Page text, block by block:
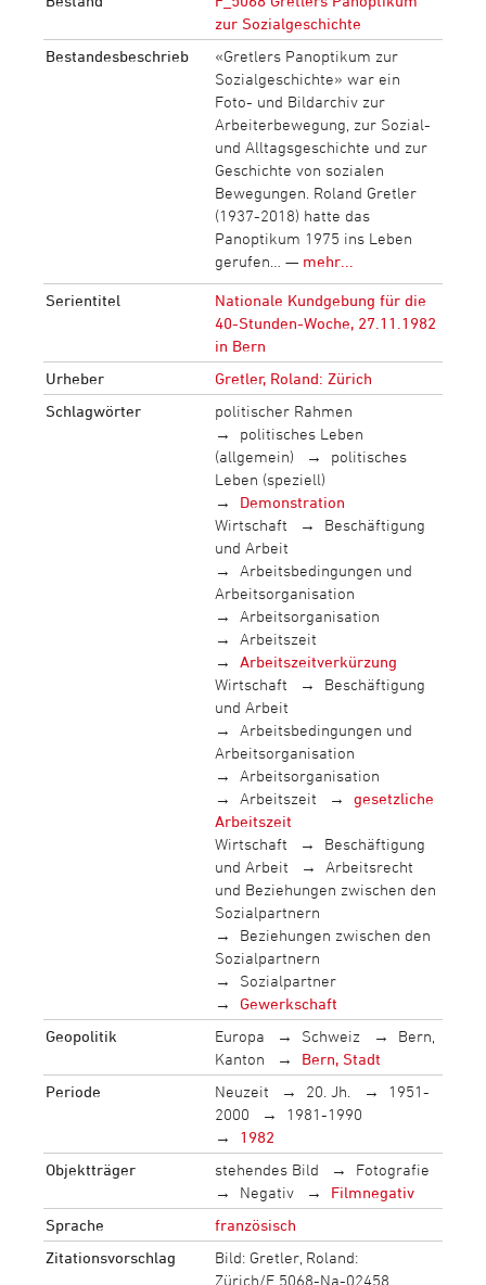
zur Sozialgeschichte
Bestandesbeschrieb
«Gretlers Panoptikum zur
Sozialgeschichte» war ein
Foto- und Bildarchiv zur
Arbeiterbewegung, zur Sozial-
und Alltagsgeschichte und zur
Geschichte von sozialen
Bewegungen. Roland Gretler
(1937-2018) hatte das
Panoptikum 1975 ins Leben
gerufen… — mehr...
Serientitel
Nationale Kundgebung für die
40-Stunden-Woche, 27.11.1982
in Bern
Urheber
Gretler, Roland: Zürich
Schlagwörter
politischer Rahmen
politisches Leben
(allgemein)
politisches
Leben (speziell)
Demonstration
Wirtschaft
Beschäftigung
und Arbeit
Arbeitsbedingungen und
Arbeitsorganisation
Arbeitsorganisation
Arbeitszeit
Arbeitszeitverkürzung
Wirtschaft
Beschäftigung
und Arbeit
Arbeitsbedingungen und
Arbeitsorganisation
Arbeitsorganisation
Arbeitszeit
gesetzliche
Arbeitszeit
Wirtschaft
Beschäftigung
und Arbeit
Arbeitsrecht
und Beziehungen zwischen den
Sozialpartnern
Beziehungen zwischen den
Sozialpartnern
Sozialpartner
Gewerkschaft
Geopolitik
Europa Schweiz
Bern,
Kanton
Bern, Stadt
Periode
Neuzeit 20. Jh.
1951-
2000
1981-1990
1982
Objektträger
stehendes Bild
Fotografie
Negativ
Filmnegativ
Sprache
französisch
Zitationsvorschlag
Bild: Gretler, Roland:
Zürich/F 5068-Na-02458